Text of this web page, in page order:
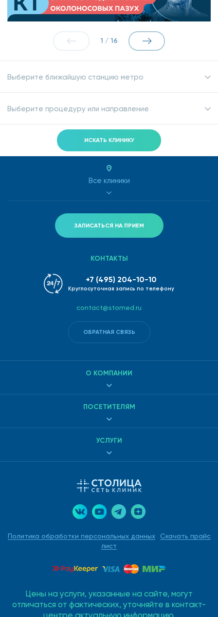
1 / 16
Выберите ближайшую станцию метро
Выберите процедуру или направление
ИСКАТЬ КЛИНИКУ
Все клиники
ЗАПИСАТЬСЯ НА ПРИЕМ
Политика обработки персональных данных
Скачать прайс
лист
О КОМПАНИИ
ПОСЕТИТЕЛЯМ
УСЛУГИ
КОНТАКТЫ
+7 (495) 204-10-10
Круглосуточная запись по телефону
contact@stomed.ru
ОБРАТНАЯ СВЯЗЬ
Цены на услуги, указанные на сайте, могут
отличаться от фактических, уточняйте в контакт-